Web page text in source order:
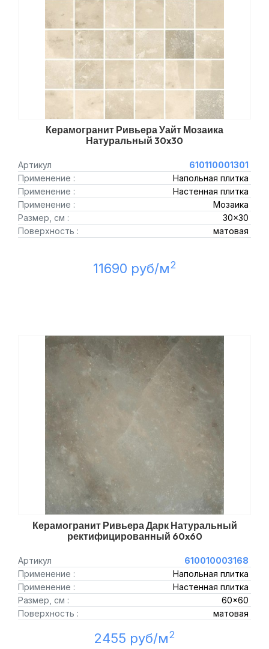
Керамогранит Ривьера Уайт Мозаика
Натуральный 30x30
Артикул
610110001301
Применение :
Напольная плитка
Применение :
Настенная плитка
Применение :
Мозаика
Размер, см :
30x30
Поверхность :
матовая
11690 руб/м2
Керамогранит Ривьера Дарк Натуральный
ректифицированный 60x60
Артикул
610010003168
Применение :
Напольная плитка
Применение :
Настенная плитка
Размер, см :
60x60
Поверхность :
матовая
2455 руб/м2